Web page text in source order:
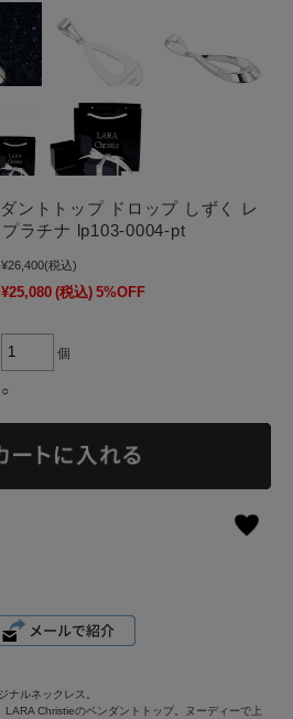
ントトップ ドロップ しずく レ
ラチナ lp103-0004-pt
¥26,400(税込)
¥25,080 (税込) 5%OFF
個
○
ナルネックレス。
Christieのペンダントトップ。ヌーディーで上